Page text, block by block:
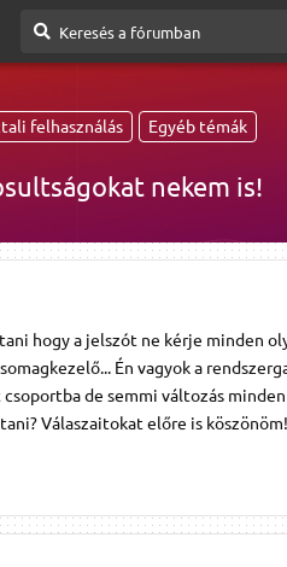
felhasználás Egyéb témák
nekem is!
hogy a jelszót ne kérje minden
Én vagyok a
de semmi változás
Válaszaitokat előre is köszönöm!